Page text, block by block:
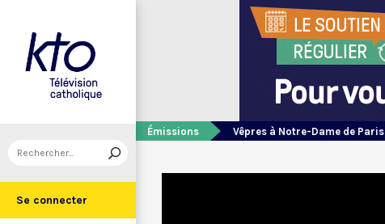
Se connecter
Émissions Vêpres à Notre-Dame de Paris